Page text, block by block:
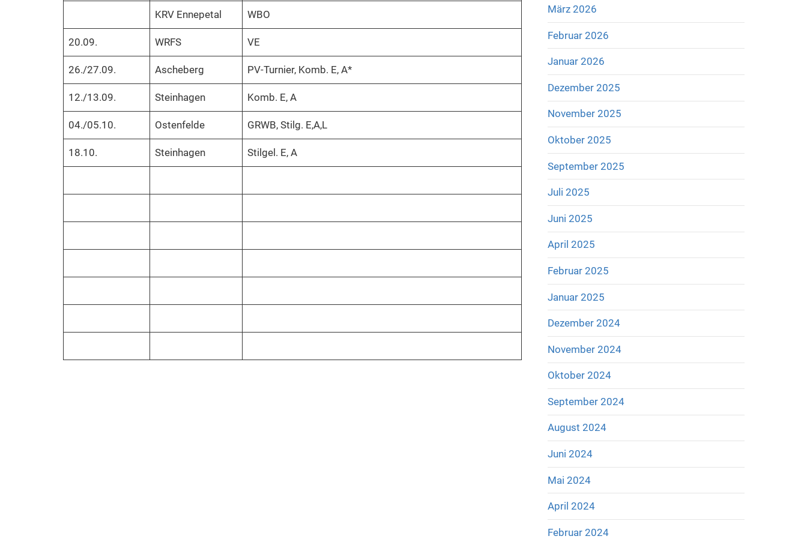
KRV Ennepetal WBO
20.09. WRFS VE
26./27.09. Ascheberg PV-Turnier, Komb. E, A*
12./13.09. Steinhagen Komb. E, A
04./05.10. Ostenfelde GRWB, Stilg. E,A,L
18.10. Steinhagen Stilgel. E, A
März 2026
Februar 2026
Januar 2026
Dezember 2025
November 2025
Oktober 2025
September 2025
Juli 2025
Juni 2025
April 2025
Februar 2025
Januar 2025
Dezember 2024
November 2024
Oktober 2024
September 2024
August 2024
Juni 2024
Mai 2024
April 2024
Februar 2024